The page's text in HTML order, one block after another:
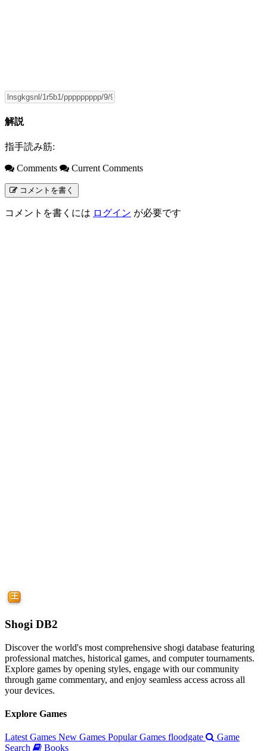
解説
指手読み筋:
Comments Current Comments
コメントを書く
コメントを書くには ログイン が必要です
Shogi DB2
Discover the world's most comprehensive shogi database featuring
professional matches, historical games, and computer tournaments.
Explore games by opening styles, engage with our community
through game commentary, and enjoy seamless access across all
your devices.
Explore Games
Latest Games New Games Popular Games floodgate
Game
Search
Books